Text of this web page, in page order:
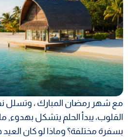
مع شهر رمضان المبارك ، وتسلل
القلوب، يبدأ الحلم يتشكل بهدوء,
بسفرة مختلفة؟ وماذا لو كان العيد